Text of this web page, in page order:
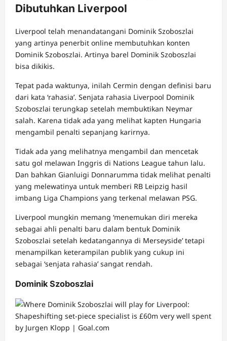
Dibutuhkan Liverpool
Liverpool telah menandatangani Dominik Szoboszlai
yang artinya penerbit online membutuhkan konten
Dominik Szoboszlai. Artinya barel Dominik Szoboszlai
bisa dikikis.
Tepat pada waktunya, inilah Cermin dengan definisi baru
dari kata ‘rahasia’. Senjata rahasia Liverpool Dominik
Szoboszlai terungkap setelah membuktikan Neymar
salah. Karena tidak ada yang melihat kapten Hungaria
mengambil penalti sepanjang karirnya.
Tidak ada yang melihatnya mengambil dan mencetak
satu gol melawan Inggris di Nations League tahun lalu.
Dan bahkan Gianluigi Donnarumma tidak melihat penalti
yang melewatinya untuk memberi RB Leipzig hasil
imbang Liga Champions yang terkenal melawan PSG.
Liverpool mungkin memang ‘menemukan diri mereka
sebagai ahli penalti baru dalam bentuk Dominik
Szoboszlai setelah kedatangannya di Merseyside’ tetapi
menampilkan keterampilan publik yang cukup ini
sebagai ‘senjata rahasia’ sangat rendah.
Dominik Szoboszlai